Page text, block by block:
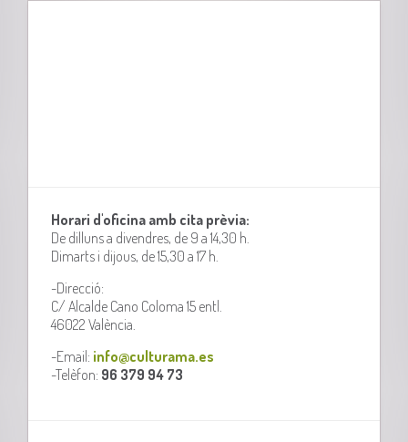
Horari d'oficina amb cita prèvia:
De dilluns a divendres, de 9 a 14,30 h.
Dimarts i dijous, de 15,30 a 17 h.
-Direcció:
C/ Alcalde Cano Coloma 15 entl.
46022 València.
-Email: info@culturama.es
-Telèfon: 96 379 94 73